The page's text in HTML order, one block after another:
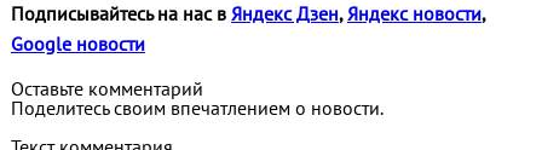
Подписывайтесь на нас в Яндекс Дзен,Яндекс новости,
Google новости
Оставьте комментарий
Поделитесь своим впечатлением о новости.